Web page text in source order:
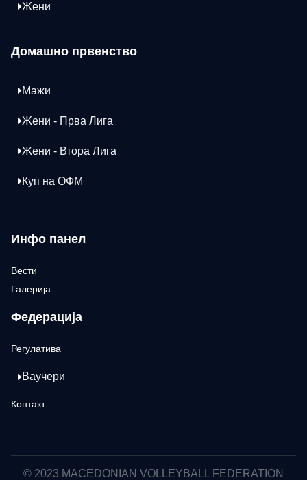
Жени
Домашно првенство
Мажи
Жени - Прва Лига
Жени - Втора Лига
Куп на ОФМ
Инфо панел
Вести
Галерија
Федерација
Регулатива
Ваучери
Контакт
© 2023 MACEDONIAN VOLLEYBALL FEDERATION